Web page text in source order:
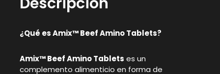
¿Qué es Amix™ Beef Amino Tablets?
Amix™ Beef Amino Tablets es un
complemento alimenticio en forma de